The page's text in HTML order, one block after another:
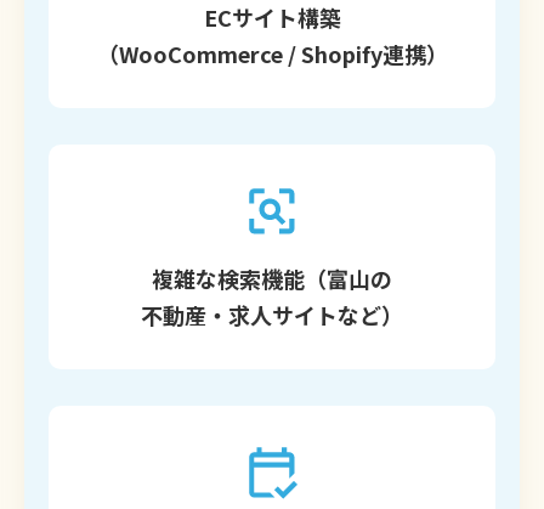
ECサイト構築
（WooCommerce / Shopify連携）
複雑な検索機能（富山の
不動産・求人サイトなど）